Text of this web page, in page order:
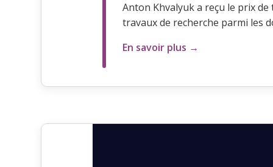
Anton Khvalyuk a reçu le prix de
travaux de recherche parmi les
En savoir plus →